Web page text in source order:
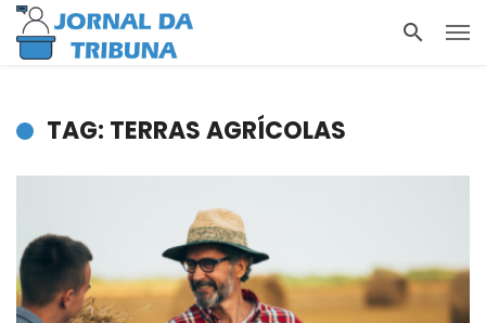
TAG: TERRAS AGRÍCOLAS